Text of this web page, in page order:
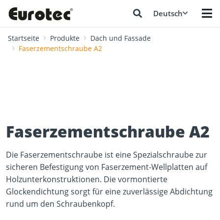
Deutsch
Startseite Produkte
Dach und Fassade
Faserzementschraube A2
Faserzementschraube A2
Die Faserzementschraube ist eine Spezialschraube zur
sicheren Befestigung von Faserzement-Wellplatten auf
Holzunterkonstruktionen. Die vormontierte
Glockendichtung sorgt für eine zuverlässige Abdichtung
rund um den Schraubenkopf.